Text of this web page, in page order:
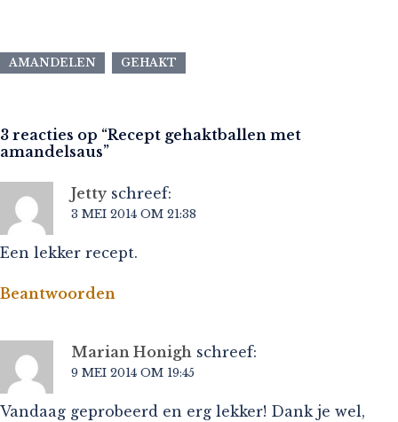
AMANDELEN GEHAKT
3 reacties op “Recept gehaktballen met
amandelsaus”
Jetty schreef:
3 MEI 2014 OM 21:38
Een lekker recept.
Beantwoorden
Marian Honigh schreef:
9 MEI 2014 OM 19:45
Vandaag geprobeerd en erg lekker! Dank je wel,